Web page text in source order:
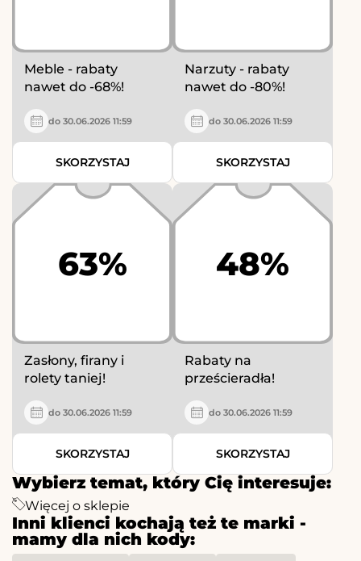
Wybierz temat, który Cię interesuje:
Więcej o sklepie
Inni klienci kochają też te marki -
mamy dla nich kody:
Meble - rabaty
nawet do -68%!
do 30.06.2026 11:59
SKORZYSTAJ
Narzuty - rabaty
nawet do -80%!
do 30.06.2026 11:59
SKORZYSTAJ
63%
Zasłony, firany i
rolety taniej!
do 30.06.2026 11:59
SKORZYSTAJ
48%
Rabaty na
prześcieradła!
do 30.06.2026 11:59
SKORZYSTAJ